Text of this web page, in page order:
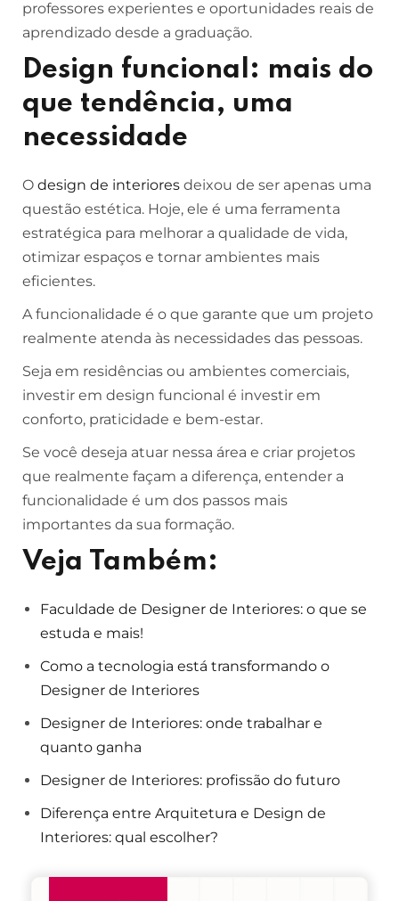
professores experientes e oportunidades reais de
aprendizado desde a graduação.
Design funcional: mais do
que tendência, uma
necessidade
O design de interiores deixou de ser apenas uma
questão estética. Hoje, ele é uma ferramenta
estratégica para melhorar a qualidade de vida,
otimizar espaços e tornar ambientes mais
eficientes.
A funcionalidade é o que garante que um projeto
realmente atenda às necessidades das pessoas.
Seja em residências ou ambientes comerciais,
investir em design funcional é investir em
conforto, praticidade e bem-estar.
Se você deseja atuar nessa área e criar projetos
que realmente façam a diferença, entender a
funcionalidade é um dos passos mais
importantes da sua formação.
Veja Também:
Faculdade de Designer de Interiores: o que se
estuda e mais!
Como a tecnologia está transformando o
Designer de Interiores
Designer de Interiores: onde trabalhar e
quanto ganha
Designer de Interiores: profissão do futuro
Diferença entre Arquitetura e Design de
Interiores: qual escolher?